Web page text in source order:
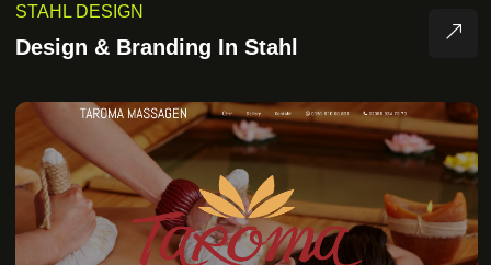
STAHL DESIGN
Design & Branding In Stahl